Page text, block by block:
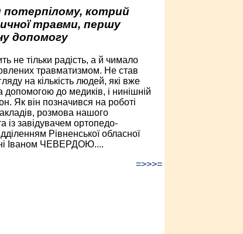
котрий
травми, першу
допомогу
не тільки радість, а й чимало
травматизмом. Не став
на кількість людей, які вже
допомогою до медиків, і нинішній
Як він позначився на роботі
розмова нашого
із завідувачем ортопедо-
Рівненської обласної
Іваном ЧЕВЕРДОЮ....
=>>>=